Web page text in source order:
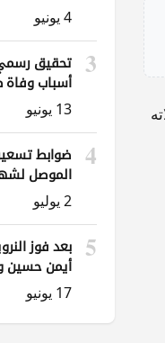
العراق
4 يونيو
3
تحقيق
أسباب وفاة
ناظورية
13 يونيو
4
ضوابط
الموصل
الوقود
2 يوليو
5
بعد فوز
أيمن حسين
17 يونيو